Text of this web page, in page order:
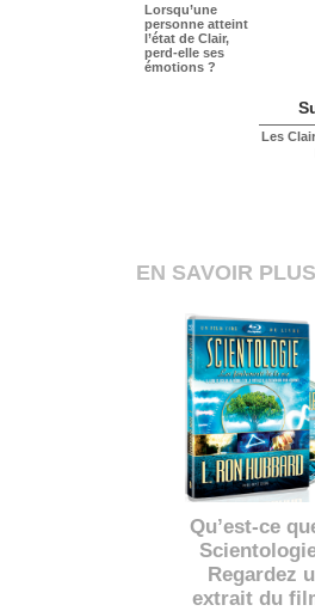
Lorsqu’une
personne atteint
l’état de Clair,
perd-elle ses
émotions ?
Les
EN SAVOIR PLUS
Qu’est-ce
Regardez
extrait du